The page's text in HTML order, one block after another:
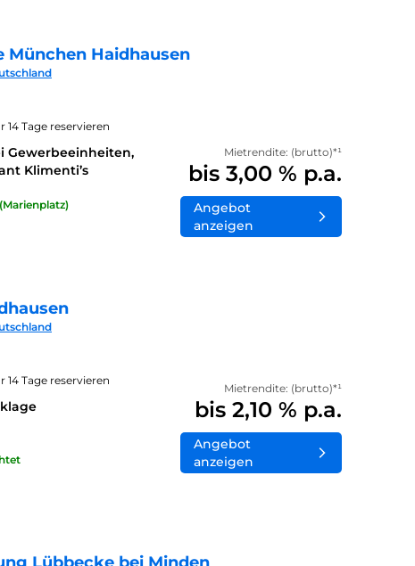
München Haidhausen
Tage reservieren
Gewerbeeinheiten,
Klimenti’s
Mietrendite: (brutto)*¹
bis 3,00 % p.a.
Angebot
anzeigen
Tage reservieren
Mietrendite: (brutto)*¹
bis 2,10 % p.a.
Angebot
anzeigen